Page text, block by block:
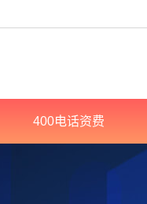
400电话资费